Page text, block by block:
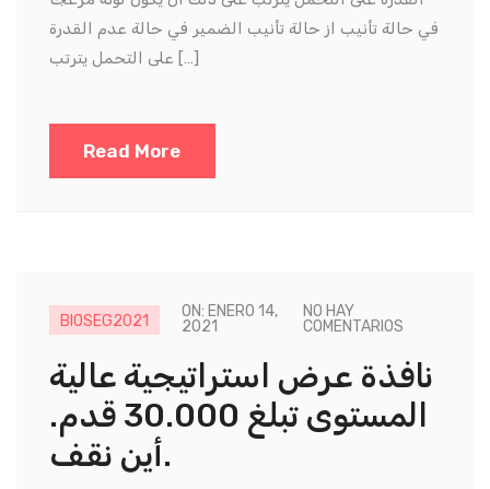
في حالة تأنيب از حالة تأنيب الضمير في حالة عدم القدرة
على التحمل يترتب […]
Read More
BIOSEG2021
ON: ENERO 14,
2021
NO HAY
COMENTARIOS
نافذة عرض استراتيجية عالية
المستوى تبلغ 30.000 قدم.
أين نقف.